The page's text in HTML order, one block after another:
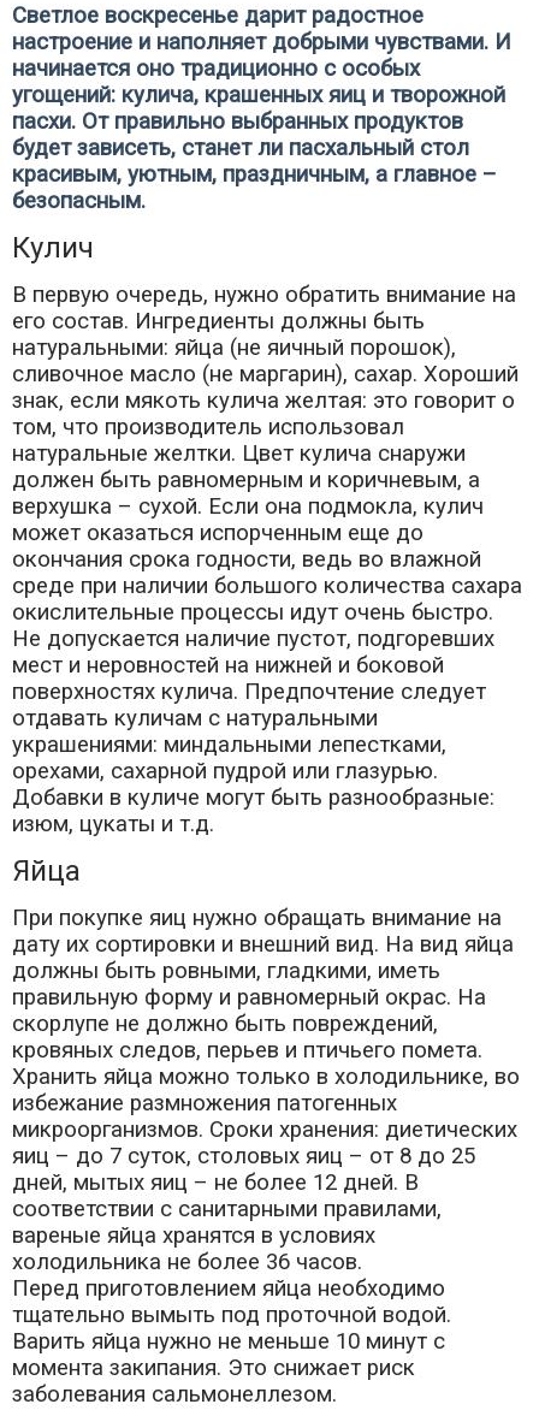
Светлое воскресенье дарит радостное
настроение и наполняет добрыми чувствами. И
начинается оно традиционно с особых
угощений: кулича, крашенных яиц и творожной
пасхи. От правильно выбранных продуктов
будет зависеть, станет ли пасхальный стол
красивым, уютным, праздничным, а главное –
безопасным.
Кулич
В первую очередь, нужно обратить внимание на
его состав. Ингредиенты должны быть
натуральными: яйца (не яичный порошок),
сливочное масло (не маргарин), сахар. Хороший
знак, если мякоть кулича желтая: это говорит о
том, что производитель использовал
натуральные желтки. Цвет кулича снаружи
должен быть равномерным и коричневым, а
верхушка – сухой. Если она подмокла, кулич
может оказаться испорченным еще до
окончания срока годности, ведь во влажной
среде при наличии большого количества сахара
окислительные процессы идут очень быстро.
Не допускается наличие пустот, подгоревших
мест и неровностей на нижней и боковой
поверхностях кулича. Предпочтение следует
отдавать куличам с натуральными
украшениями: миндальными лепестками,
орехами, сахарной пудрой или глазурью.
Добавки в куличе могут быть разнообразные:
изюм, цукаты и т.д.
Яйца
При покупке яиц нужно обращать внимание на
дату их сортировки и внешний вид. На вид яйца
должны быть ровными, гладкими, иметь
правильную форму и равномерный окрас. На
скорлупе не должно быть повреждений,
кровяных следов, перьев и птичьего помета.
Хранить яйца можно только в холодильнике, во
избежание размножения патогенных
микроорганизмов. Сроки хранения: диетических
яиц – до 7 суток, столовых яиц – от 8 до 25
дней, мытых яиц – не более 12 дней. В
соответствии с санитарными правилами,
вареные яйца хранятся в условиях
холодильника не более 36 часов.
Перед приготовлением яйца необходимо
тщательно вымыть под проточной водой.
Варить яйца нужно не меньше 10 минут с
момента закипания. Это снижает риск
заболевания сальмонеллезом.